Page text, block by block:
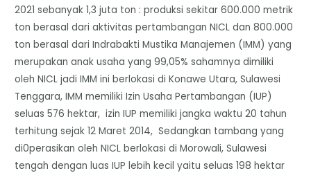
2021 sebanyak 1,3 juta ton : produksi sekitar 600.000 metrik
ton berasal dari aktivitas pertambangan NICL dan 800.000
ton berasal dari Indrabakti Mustika Manajemen (IMM) yang
merupakan anak usaha yang 99,05% sahamnya dimiliki
oleh NICL jadi IMM ini berlokasi di Konawe Utara, Sulawesi
Tenggara, IMM memiliki Izin Usaha Pertambangan (IUP)
seluas 576 hektar, izin IUP memiliki jangka waktu 20 tahun
terhitung sejak 12 Maret 2014, Sedangkan tambang yang
di0perasikan oleh NICL berlokasi di Morowali, Sulawesi
tengah dengan luas IUP lebih kecil yaitu seluas 198 hektar